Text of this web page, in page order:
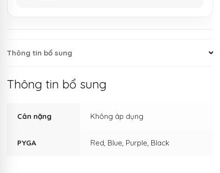
Thông tin bổ sung
Thông tin bổ sung
Cân nặng Không áp dụng
PYGA Red, Blue, Purple, Black